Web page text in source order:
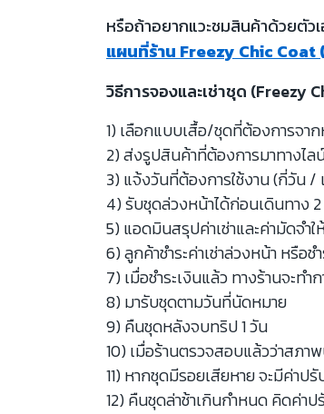
หรือถ้าอยากแวะชมสินค้าด้วยตัว
แผนที่ร้าน Freezy Chic Coat
วิธีการจองและเช่าชุด (Freezy
1) เลือกแบบเสื้อ/ชุดที่ต้องการจา
2) ส่งรูปสินค้าที่ต้องการมาทางไล
3) แจ้งวันที่ต้องการใช้งาน (กี่วัน /
4) รับชุดล่วงหน้าได้ก่อนเดินทาง
5) แอดมินสรุปค่าเช่าและค่ามัดจ
6) ลูกค้าชำระค่าเช่าล่วงหน้า หรือ
7) เมื่อชำระเงินแล้ว ทางร้านจะทำ
8) มารับชุดตามวันที่นัดหมาย
9) คืนชุดหลังจบทริป 1 วัน
10) เมื่อร้านตรวจสอบแล้วว่าสภา
11) หากชุดมีรอยเสียหาย จะมีค่าปรั
12) คืนชุดล่าช้าเกินกำหนด คิดค่าป